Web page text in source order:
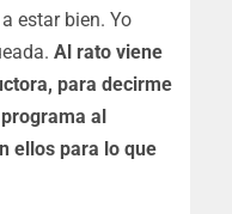
estar bien. Yo
Al rato viene
para decirme
al
ellos para lo que